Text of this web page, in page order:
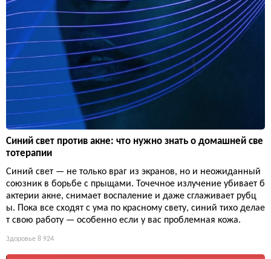
Синий свет против акне: что нужно знать о домашней све
тотерапии
Синий свет — не только враг из экранов, но и неожиданный
союзник в борьбе с прыщами. Точечное излучение убивает б
актерии акне, снимает воспаление и даже сглаживает рубц
ы. Пока все сходят с ума по красному свету, синий тихо делае
т свою работу — особенно если у вас проблемная кожа.
Здоровье 8 924